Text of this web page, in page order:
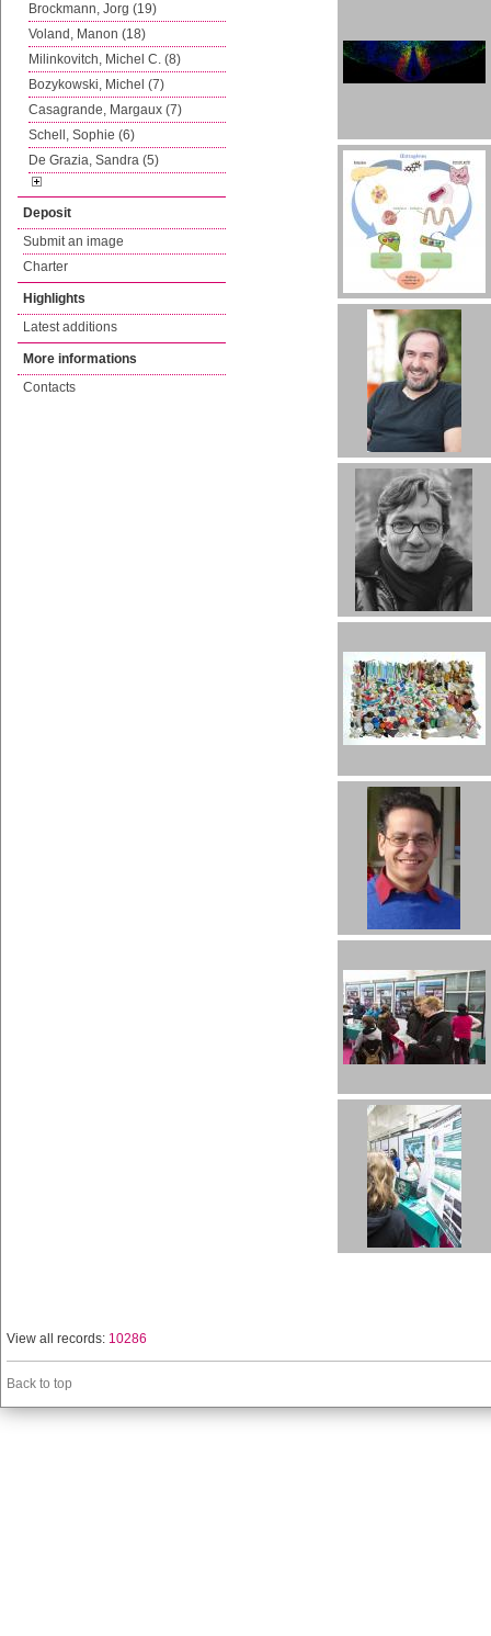
Brockmann, Jorg (19)
Voland, Manon (18)
Milinkovitch, Michel C. (8)
Bozykowski, Michel (7)
Casagrande, Margaux (7)
Schell, Sophie (6)
De Grazia, Sandra (5)
Deposit
Submit an image
Charter
Highlights
Latest additions
More informations
Contacts
View all records: 10286
Back to top